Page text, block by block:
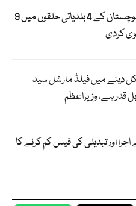
الیکشن کمیشن نے بلوچستان کے 4 بلدیاتی حلقوں میں 9
کردی
دینے میں فیلڈ مارشل سید
قدر ہے، وزیراعظم
اور تبدیلی کی فیس کم کرنے کا